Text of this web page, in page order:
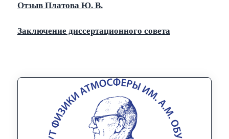
Отзыв Платова Ю. В.
Заключение диссертационного совета